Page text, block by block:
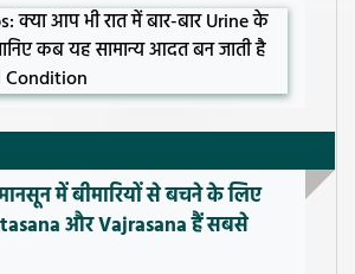
में बीमारियों से बचने के लिए
और Vajrasana हैं सबसे